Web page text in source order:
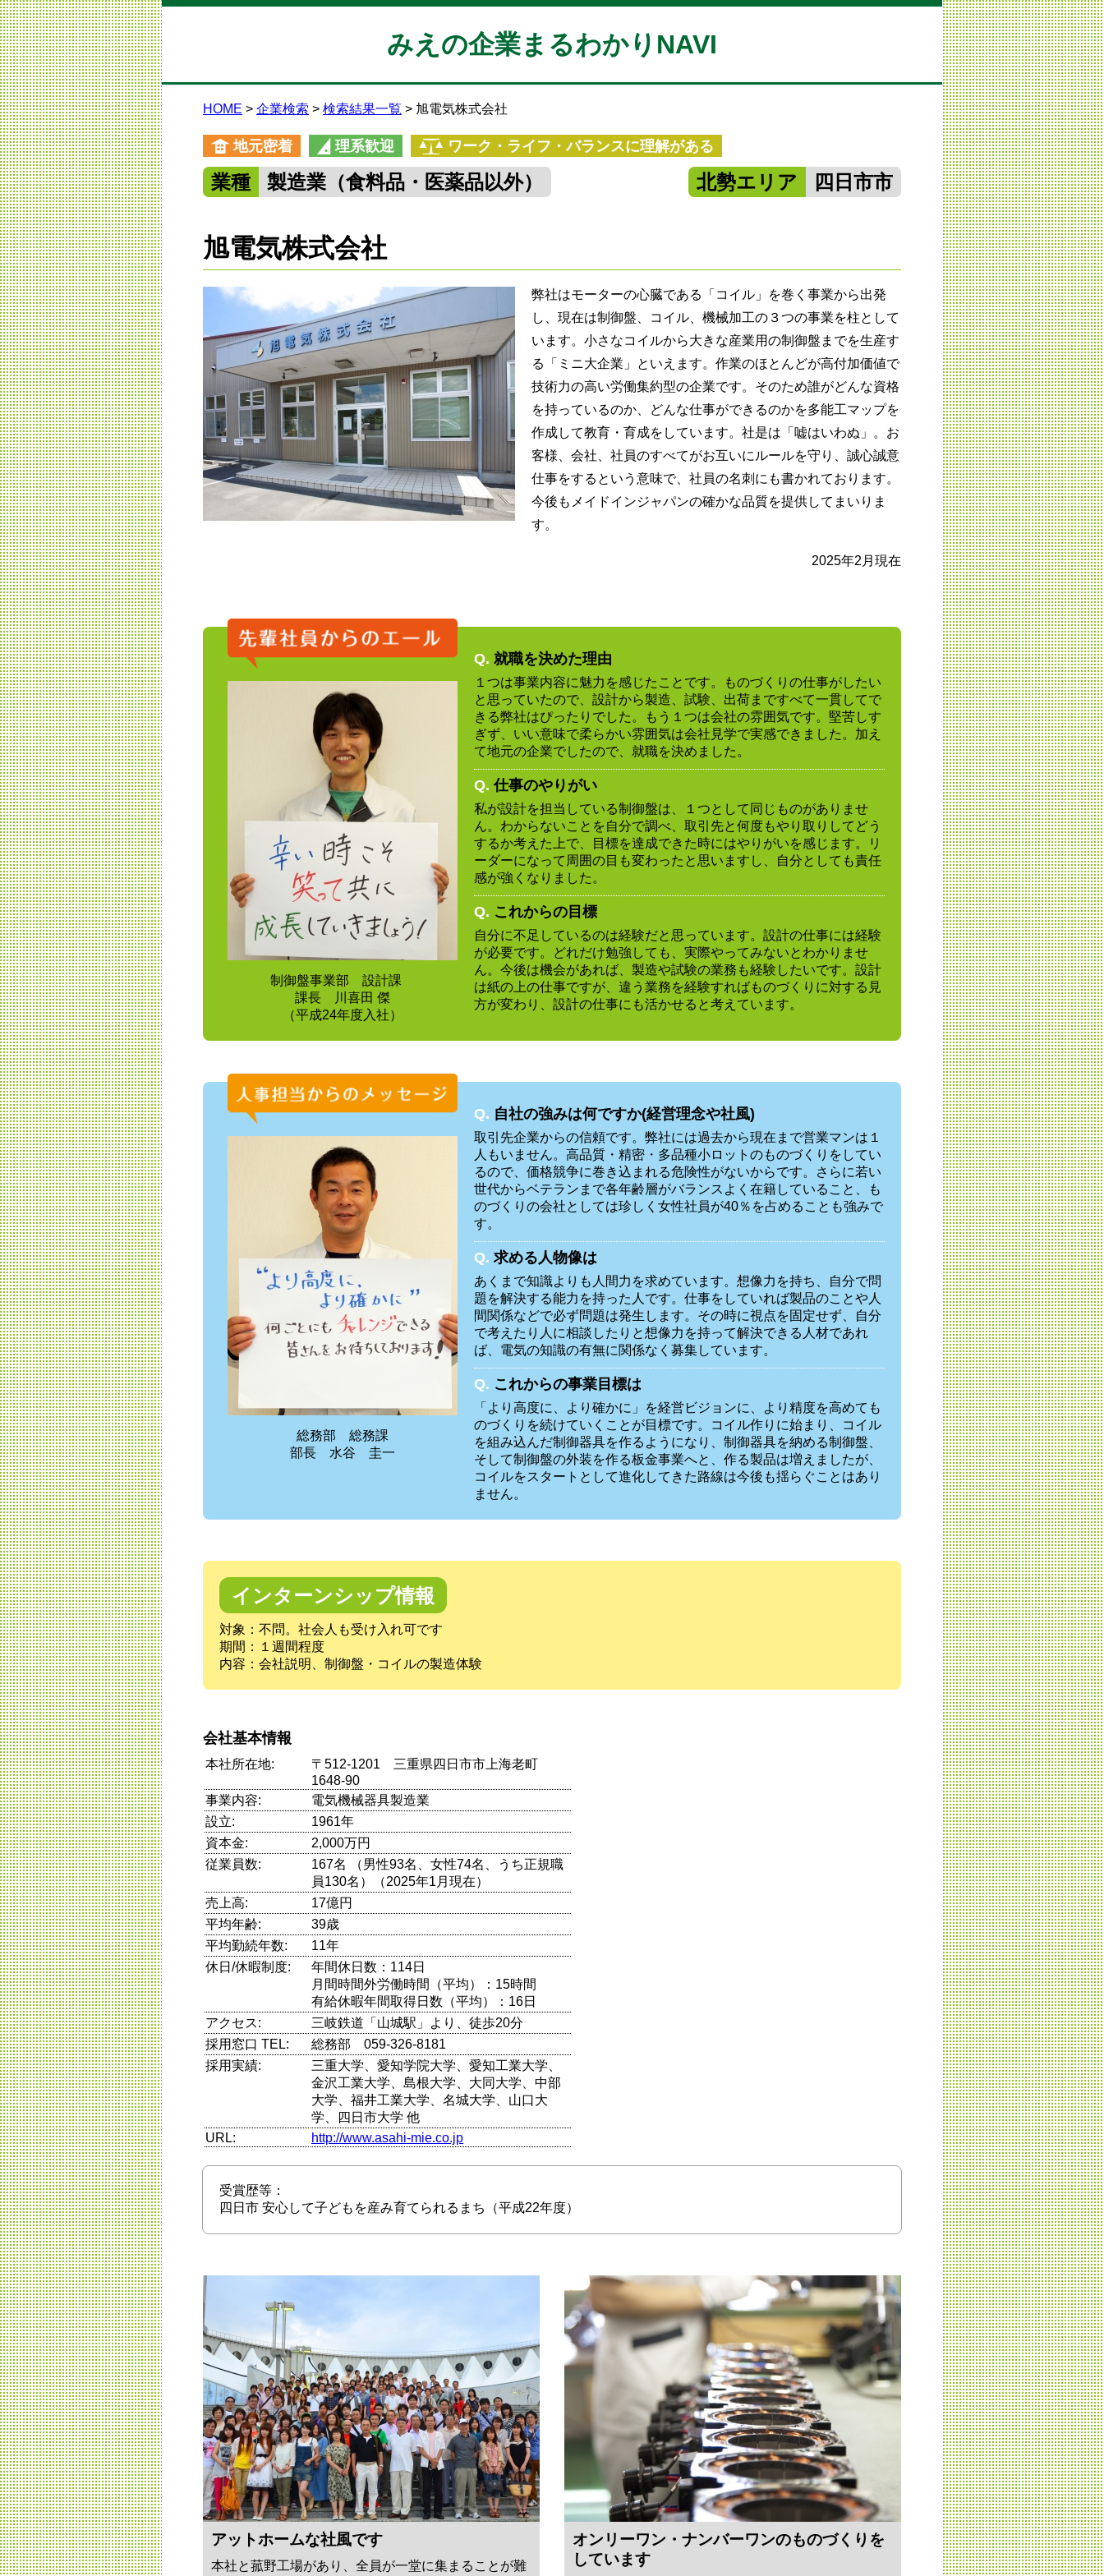
みえの企業まるわかりNAVI
HOME 企業検索 検索結果一覧 旭電気株式会社
地元密着 理系歓迎 ワーク・ライフ・バランスに理解がある
業種 製造業（食料品・医薬品以外） 北勢エリア 四日市市
旭電気株式会社
弊社はモーターの心臓である「コイル」を巻く事業から出発
し、現在は制御盤、コイル、機械加工の３つの事業を柱として
います。小さなコイルから大きな産業用の制御盤までを生産す
る「ミニ大企業」といえます。作業のほとんどが高付加価値で
技術力の高い労働集約型の企業です。そのため誰がどんな資格
を持っているのか、どんな仕事ができるのかを多能工マップを
作成して教育・育成をしています。社是は「嘘はいわぬ」。お
客様、会社、社員のすべてがお互いにルールを守り、誠心誠意
仕事をするという意味で、社員の名刺にも書かれております。
今後もメイドインジャパンの確かな品質を提供してまいりま
す。
2025年2月現在
制御盤事業部 設計課
課長 川喜田 傑
（平成24年度入社）
Q. 就職を決めた理由
１つは事業内容に魅力を感じたことです。ものづくりの仕事がしたい
と思っていたので、設計から製造、試験、出荷まですべて一貫してで
きる弊社はぴったりでした。もう１つは会社の雰囲気です。堅苦しす
ぎず、いい意味で柔らかい雰囲気は会社見学で実感できました。加え
て地元の企業でしたので、就職を決めました。
Q. 仕事のやりがい
私が設計を担当している制御盤は、１つとして同じものがありませ
ん。わからないことを自分で調べ、取引先と何度もやり取りしてどう
するか考えた上で、目標を達成できた時にはやりがいを感じます。リ
ーダーになって周囲の目も変わったと思いますし、自分としても責任
感が強くなりました。
Q. これからの目標
自分に不足しているのは経験だと思っています。設計の仕事には経験
が必要です。どれだけ勉強しても、実際やってみないとわかりませ
ん。今後は機会があれば、製造や試験の業務も経験したいです。設計
は紙の上の仕事ですが、違う業務を経験すればものづくりに対する見
方が変わり、設計の仕事にも活かせると考えています。
総務部 総務課
部長 水谷 圭一
Q. 自社の強みは何ですか(経営理念や社風)
取引先企業からの信頼です。弊社には過去から現在まで営業マンは１
人もいません。高品質・精密・多品種小ロットのものづくりをしてい
るので、価格競争に巻き込まれる危険性がないからです。さらに若い
世代からベテランまで各年齢層がバランスよく在籍していること、も
のづくりの会社としては珍しく女性社員が40％を占めることも強みで
す。
Q. 求める人物像は
あくまで知識よりも人間力を求めています。想像力を持ち、自分で問
題を解決する能力を持った人です。仕事をしていれば製品のことや人
間関係などで必ず問題は発生します。その時に視点を固定せず、自分
で考えたり人に相談したりと想像力を持って解決できる人材であれ
ば、電気の知識の有無に関係なく募集しています。
Q. これからの事業目標は
「より高度に、より確かに」を経営ビジョンに、より精度を高めても
のづくりを続けていくことが目標です。コイル作りに始まり、コイル
を組み込んだ制御器具を作るようになり、制御器具を納める制御盤、
そして制御盤の外装を作る板金事業へと、作る製品は増えましたが、
コイルをスタートとして進化してきた路線は今後も揺らぐことはあり
ません。
インターンシップ情報
対象：不問。社会人も受け入れ可です
期間：１週間程度
内容：会社説明、制御盤・コイルの製造体験
会社基本情報
本社所在地:
〒512-1201 三重県四日市市上海老町
1648-90
事業内容:
電気機械器具製造業
設立:
1961年
資本金:
2,000万円
従業員数:
167名 （男性93名、女性74名、うち正規職
員130名）（2025年1月現在）
売上高:
17億円
平均年齢:
39歳
平均勤続年数:
11年
休日/休暇制度:
年間休日数：114日
月間時間外労働時間（平均）：15時間
有給休暇年間取得日数（平均）：16日
アクセス:
三岐鉄道「山城駅」より、徒歩20分
採用窓口 TEL:
総務部 059-326-8181
採用実績:
三重大学、愛知学院大学、愛知工業大学、
金沢工業大学、島根大学、大同大学、中部
大学、福井工業大学、名城大学、山口大
学、四日市大学 他
URL:
http://www.asahi-mie.co.jp
受賞歴等：
四日市 安心して子どもを産み育てられるまち（平成22年度）
アットホームな社風です
本社と菰野工場があり、全員が一堂に集まることが難
オンリーワン・ナンバーワンのものづくりを
しています